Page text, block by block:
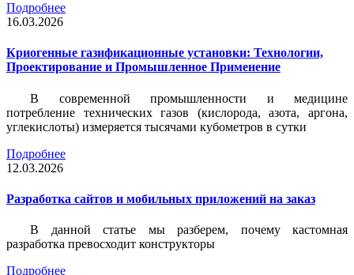
Подробнее
16.03.2026
Криогенные газификационные установки: Технологии,
Проектирование и Промышленное Применение
В современной промышленности и медицине
потребление технических газов (кислорода, азота, аргона,
углекислоты) измеряется тысячами кубометров в сутки
Подробнее
12.03.2026
Разработка сайтов и мобильных приложений на заказ
В данной статье мы разберем, почему кастомная
разработка превосходит конструкторы
Подробнее